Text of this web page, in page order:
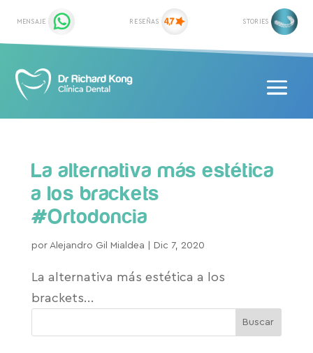
La alternativa más estética
a los brackets
#Ortodoncia
por Alejandro Gil Mialdea Dic 7, 2020
La alternativa más estética a los
brackets...